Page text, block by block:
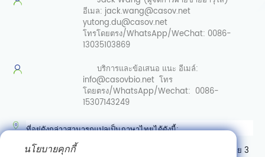
อีเมล: jack.wang@casov.net
yutong.du@casov.net
โทรโดยตรง/WhatsApp/WeChat: 0086-
13035103869
บริการและข้อเสนอ แนะ อีเมล์:
info@casovbio.net โทร
โดยตรง/WhatsApp/Wechat: 0086-
15307143249
ที่อยู่ดังกล่าวสามารถแปลเป็นภาษาไทยได้ดังนี้:
ศูนย์นวัตกรรมชีววิทยาสังเคราะห์อู่ฮั่น เลขที่ 89 ถนนเกาเค่อหยวนสาย 3
นโยบายคุกกี้